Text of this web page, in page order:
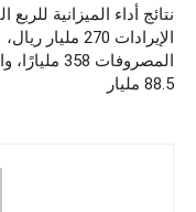
نتائج أداء الميزانية للربع
الإيرادات 270 مليار ريال،
المصروفات 358
88.5 مليار